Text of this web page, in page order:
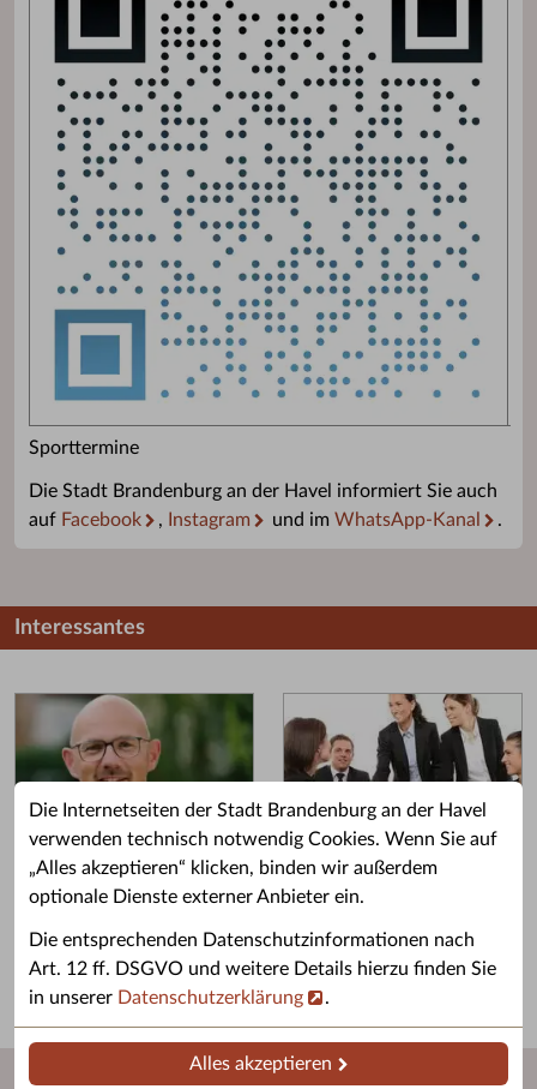
Die Internetseiten der Stadt Brandenburg an der Havel
verwenden technisch notwendig Cookies. Wenn Sie auf
„Alles akzeptieren“ klicken, binden wir außerdem
optionale Dienste externer Anbieter ein.
Die entsprechenden Datenschutzinformationen nach
Art. 12 ff. DSGVO und weitere Details hierzu finden Sie
in unserer Datenschutzerklärung .
Alles akzeptieren
Sporttermine
Die Stadt Brandenburg an der Havel informiert Sie auch
auf Facebook , Instagram und im WhatsApp-Kanal .
Interessantes
Grußwort des OB